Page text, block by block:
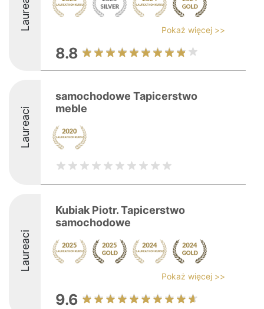
Laureaci Pokaż więcej >>
8.8
Laureaci
samochodowe Tapicerstwo
meble
Laureaci
Kubiak Piotr. Tapicerstwo
samochodowe
Pokaż więcej >>
9.6